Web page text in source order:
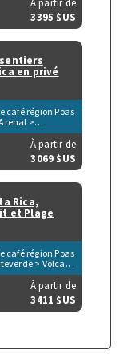
> Parc de
Herradura &
& Carara
3395 $US
en privé
café région Poas
>
National de
du Volcan
> Péninsule
> Parc de
Herradura &
& Carara
À partir de
3069 $US
Rica,
et Plage
café région Poas
> Volcan
À partir de
3411 $US